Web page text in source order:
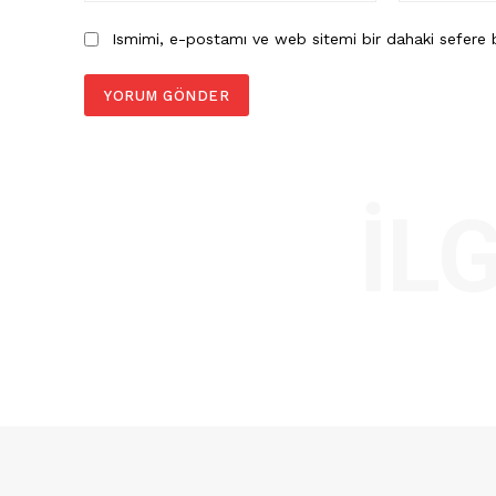
Ismimi, e-postamı ve web sitemi bir dahaki sefere